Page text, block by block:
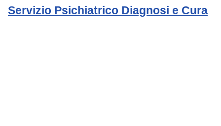
Servizio Psichiatrico Diagnosi e Cura